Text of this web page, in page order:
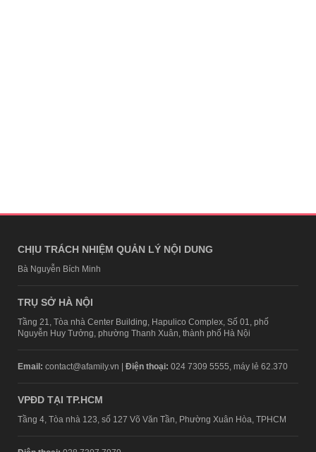
CHỊU TRÁCH NHIỆM QUẢN LÝ NỘI DUNG
Bà Nguyễn Bích Minh
TRỤ SỞ HÀ NỘI
Tầng 21, Tòa nhà Center Building, Hapulico Complex, Số 01, phố
Nguyễn Huy Tưởng, phường Thanh Xuân, thành phố Hà Nội
Email: contact@afamily.vn | Điện thoại: 024 7309 5555, máy lẻ 62.370
VPĐD TẠI TP.HCM
Tầng 4, Tòa nhà 123, số 127 Võ Văn Tần, Phường Xuân Hòa, TPHCM